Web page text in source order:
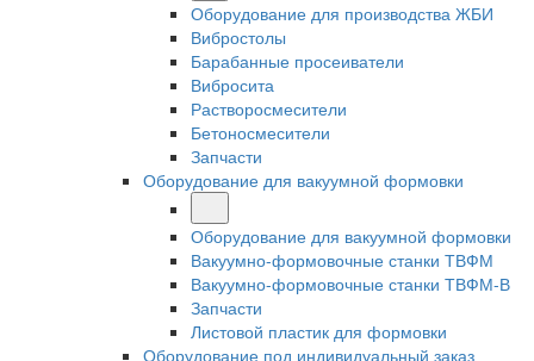
Оборудование для производства ЖБИ
Вибростолы
Барабанные просеиватели
Вибросита
Растворосмесители
Бетоносмесители
Запчасти
Оборудование для вакуумной формовки
Оборудование для вакуумной формовки
Вакуумно-формовочные станки ТВФМ
Вакуумно-формовочные станки ТВФМ-В
Запчасти
Листовой пластик для формовки
Оборудование под индивидуальный заказ